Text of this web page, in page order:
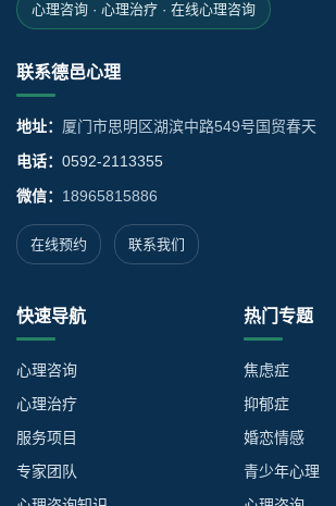
心理咨询 · 心理治疗 · 在线心理咨询
联系德邑心理
地址： 厦门市思明区湖滨中路549号国贸春天
电话： 0592-2113355
微信： 18965815886
在线预约 联系我们
快速导航
心理咨询
心理治疗
服务项目
专家团队
热门专题
焦虑症
抑郁症
婚恋情感
青少年心理